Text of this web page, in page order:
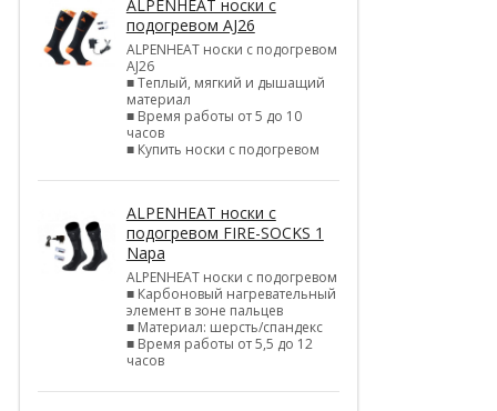
ALPENHEAT носки с
подогревом AJ26
ALPENHEAT носки с подогревом
AJ26
■ Теплый, мягкий и дышащий
материал
■ Время работы от 5 до 10
часов
■ Купить носки с подогревом
ALPENHEAT носки с
подогревом FIRE-SOCKS 1
Napa
ALPENHEAT носки с подогревом
■ Карбоновый нагревательный
элемент в зоне пальцев
■ Материал: шерсть/спандекс
■ Время работы от 5,5 до 12
часов